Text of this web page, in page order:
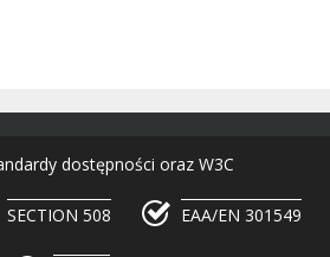
dostępności oraz W3C
SECTION 508 EAA/EN 301549